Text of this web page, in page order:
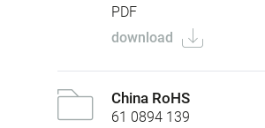
PDF
download
China RoHS
61 0894 139